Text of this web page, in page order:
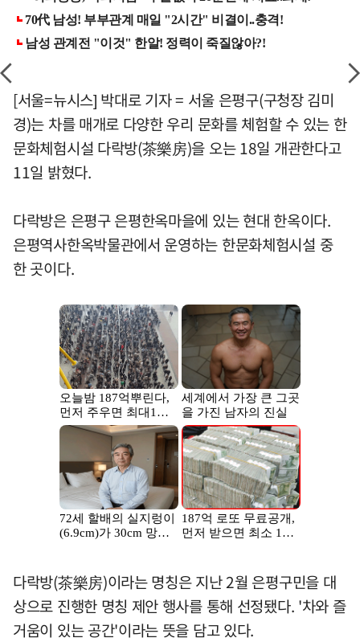
[서울=뉴시스] 박대로 기자 = 서울 은평구(구청장 김미
경)는 차를 매개로 다양한 우리 문화를 체험할 수 있는 한
문화체험시설 다락방(茶樂房)을 오는 18일 개관한다고
11일 밝혔다.
다락방은 은평구 은평한옥마을에 있는 현대 한옥이다.
은평역사한옥박물관에서 운영하는 한문화체험시설 중
한 곳이다.
다락방(茶樂房)이라는 명칭은 지난 2월 은평구민을 대
상으로 진행한 명칭 제안 행사를 통해 선정됐다. '차와 즐
거움이 있는 공간'이라는 뜻을 담고 있다.